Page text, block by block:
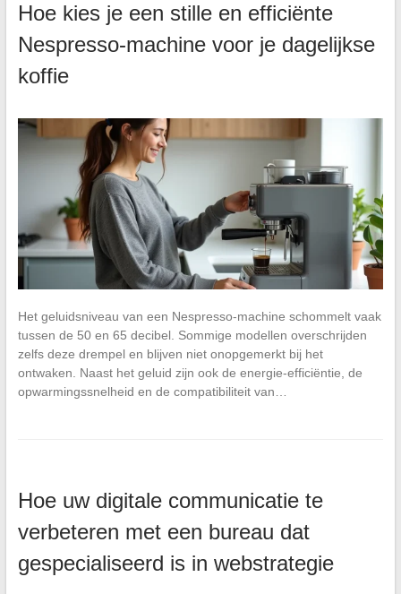
Hoe kies je een stille en efficiënte
Nespresso-machine voor je dagelijkse
koffie
Het geluidsniveau van een Nespresso-machine schommelt vaak
tussen de 50 en 65 decibel. Sommige modellen overschrijden
zelfs deze drempel en blijven niet onopgemerkt bij het
ontwaken. Naast het geluid zijn ook de energie-efficiëntie, de
opwarmingssnelheid en de compatibiliteit van…
Hoe uw digitale communicatie te
verbeteren met een bureau dat
gespecialiseerd is in webstrategie